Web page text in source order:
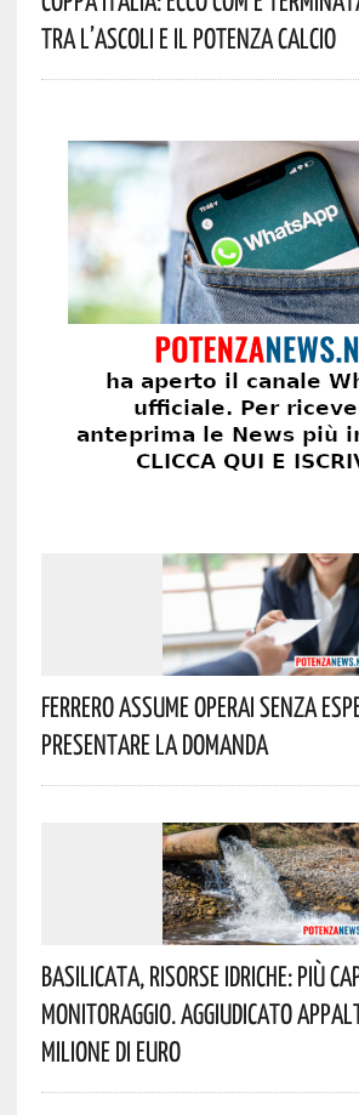
Tra L’Ascoli E Il Potenza Calcio
Ferrero Assume Operai Senza
Presentare La Domanda
Basilicata, Risorse Idriche: Più
Monitoraggio. Aggiudicato
Milione Di Euro